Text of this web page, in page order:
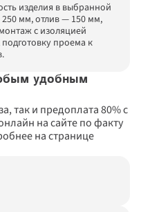
изделия в выбранной
мм, отлив — 150 мм,
с изоляцией
проема к
удобным
так и предоплата 80% с
на сайте по факту